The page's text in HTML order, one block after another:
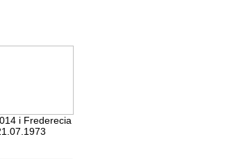
i Frederecia